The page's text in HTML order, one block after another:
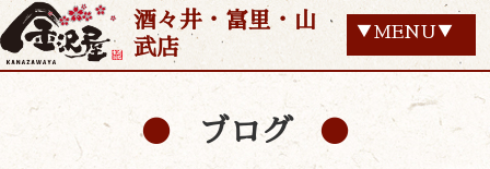
酒々井・富里・山
武店
▼MENU▼
ブログ